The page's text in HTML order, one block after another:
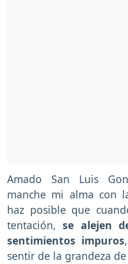
Amado San Luis
manche mi alma con
haz posible que
tentación,se alejen
sentimientos impuros
sentir de la grandeza